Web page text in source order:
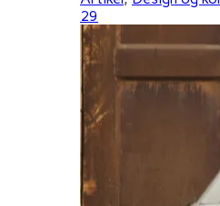
29